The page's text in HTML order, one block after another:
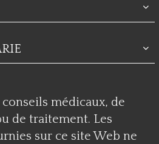
conseils médicaux, de
de traitement. Les
sur ce site Web ne